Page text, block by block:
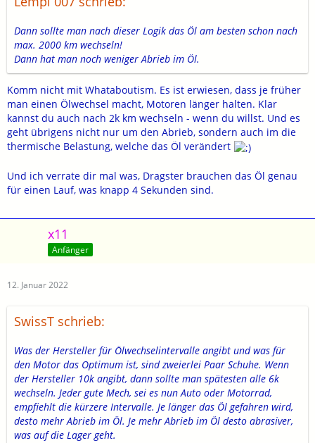
Dann sollte man nach dieser Logik das Öl am besten schon nach
max. 2000 km wechseln!
Dann hat man noch weniger Abrieb im Öl.
Komm nicht mit Whataboutism. Es ist erwiesen, dass je früher
man einen Ölwechsel macht, Motoren länger halten. Klar
kannst du auch nach 2k km wechseln - wenn du willst. Und es
geht übrigens nicht nur um den Abrieb, sondern auch im die
thermische Belastung, welche das Öl verändert
Und ich verrate dir mal was, Dragster brauchen das Öl genau
für einen Lauf, was knapp 4 Sekunden sind.
x11
Anfänger
12. Januar 2022
SwissT schrieb:
Was der Hersteller für Ölwechselintervalle angibt und was für
den Motor das Optimum ist, sind zweierlei Paar Schuhe. Wenn
der Hersteller 10k angibt, dann sollte man spätesten alle 6k
wechseln. Jeder gute Mech, sei es nun Auto oder Motorrad,
empfiehlt die kürzere Intervalle. Je länger das Öl gefahren wird,
desto mehr Abrieb im Öl. Je mehr Abrieb im Öl desto abrasiver,
was auf die Lager geht.